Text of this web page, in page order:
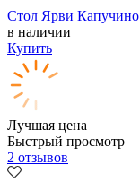
Стол Ярви Капучино
в наличии
Купить
Лучшая цена
Быстрый просмотр
2 отзывов